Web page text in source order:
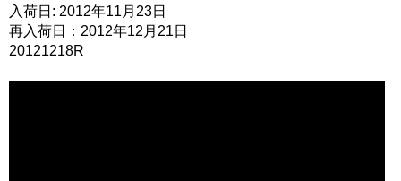
入荷日: 2012年11月23日
再入荷日：2012年12月21日
20121218R